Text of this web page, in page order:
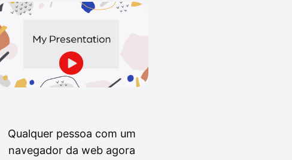
Qualquer pessoa com um
navegador da web agora